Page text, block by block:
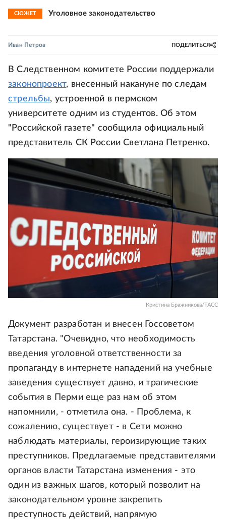
СЮЖЕТ Уголовное законодательство
Иван Петров ПОДЕЛИТЬСЯ
В Следственном комитете России поддержали
законопроект, внесенный накануне по следам
стрельбы, устроенной в пермском
университете одним из студентов. Об этом
"Российской газете" сообщила официальный
представитель СК России Светлана Петренко.
Кристина Бражникова/ТАСС
Документ разработан и внесен Госсоветом
Татарстана. "Очевидно, что необходимость
введения уголовной ответственности за
пропаганду в интернете нападений на учебные
заведения существует давно, и трагические
события в Перми еще раз нам об этом
напомнили, - отметила она. - Проблема, к
сожалению, существует - в Сети можно
наблюдать материалы, героизирующие таких
преступников. Предлагаемые представителями
органов власти Татарстана изменения - это
один из важных шагов, который позволит на
законодательном уровне закрепить
преступность действий, напрямую